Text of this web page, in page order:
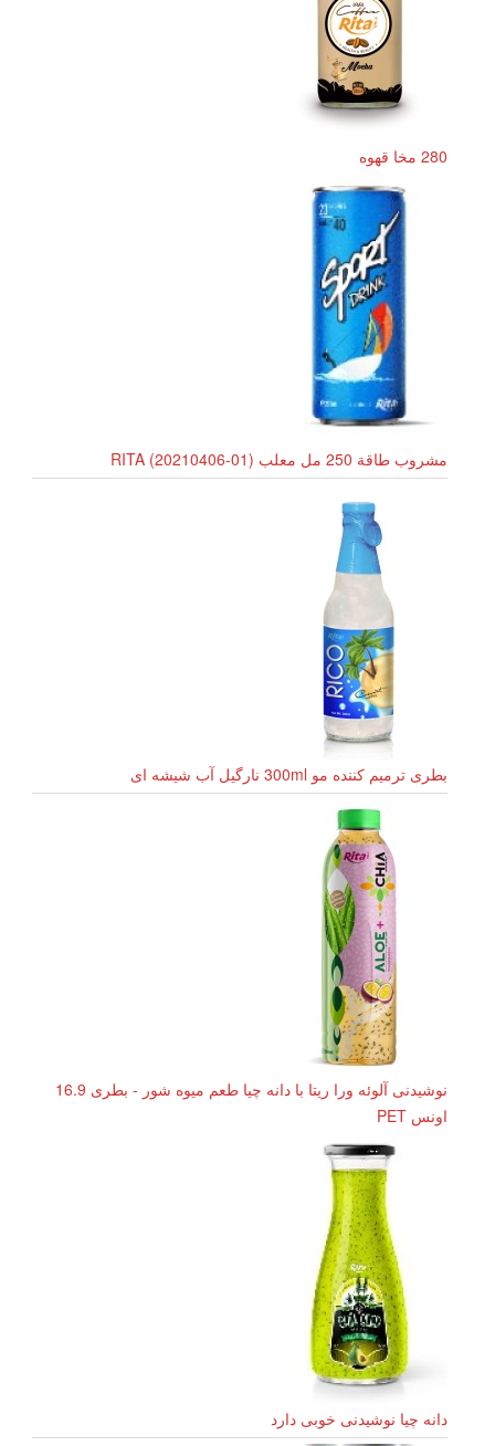
280 مخا قهوه
مشروب طاقة 250 مل معلب RITA (20210406-01)
بطری ترمیم کننده مو 300ml نارگیل آب شیشه ای
نوشیدنی آلوئه ورا ریتا با دانه چیا طعم میوه شور - بطری 16.9
اونس PET
دانه چیا نوشیدنی خوبی دارد